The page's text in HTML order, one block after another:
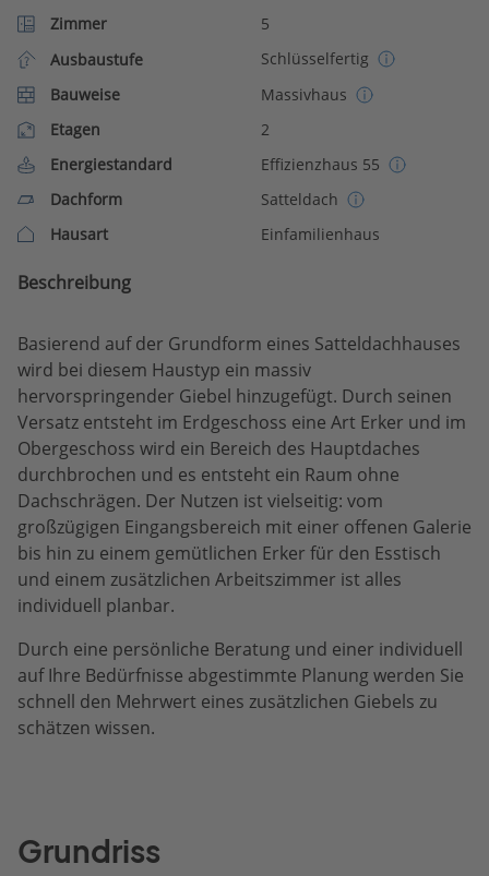
Zimmer
5
Ausbaustufe
Schlüsselfertig
Bauweise
Massivhaus
Etagen
2
Energiestandard
Effizienzhaus 55
Dachform
Satteldach
Hausart
Einfamilienhaus
Beschreibung
Basierend auf der Grundform eines Satteldachhauses
wird bei diesem Haustyp ein massiv
hervorspringender Giebel hinzugefügt. Durch seinen
Versatz entsteht im Erdgeschoss eine Art Erker und im
Obergeschoss wird ein Bereich des Hauptdaches
durchbrochen und es entsteht ein Raum ohne
Dachschrägen. Der Nutzen ist vielseitig: vom
großzügigen Eingangsbereich mit einer offenen Galerie
bis hin zu einem gemütlichen Erker für den Esstisch
und einem zusätzlichen Arbeitszimmer ist alles
individuell planbar.
Durch eine persönliche Beratung und einer individuell
auf Ihre Bedürfnisse abgestimmte Planung werden Sie
schnell den Mehrwert eines zusätzlichen Giebels zu
schätzen wissen.
Grundriss